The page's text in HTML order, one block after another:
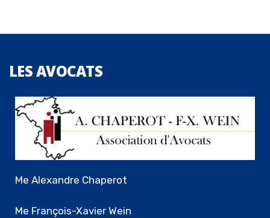
LESAVOCATS
Me Alexandre Chaperot
Me François-Xavier Wein